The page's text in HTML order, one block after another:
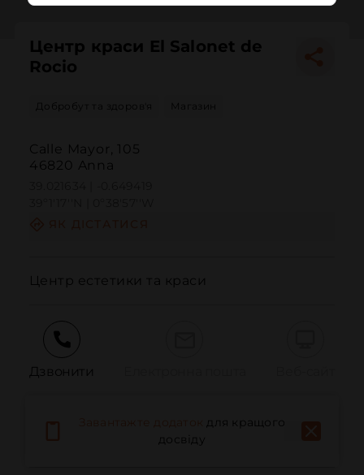
Центр краси El Salonet de
Rocio
Добробут та здоров'я Магазин
Calle Mayor, 105
46820 Anna
Центр естетики та краси
Дзвонити
Повідомити про проблему
для кращого
досвіду